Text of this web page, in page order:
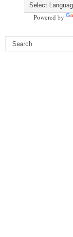
Powered by